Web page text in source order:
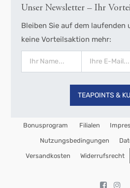
Unser Newsletter – Ihr
Bleiben Sie auf dem laufenden
keine Vorteilsaktion mehr:
TEAPOINTS &
Bonusprogram Filialen
Nutzungsbedingungen
Versandkosten Widerrufsrecht